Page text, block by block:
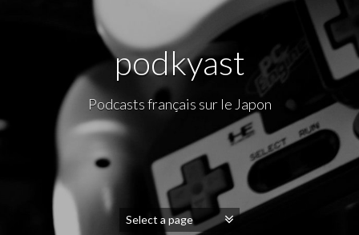
podkyast
Podcasts français sur le Japon